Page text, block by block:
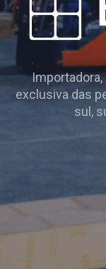
exclusiva das
sul,